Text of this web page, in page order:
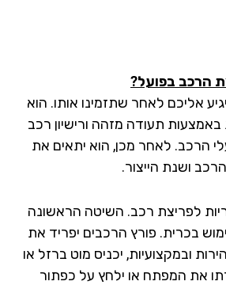
בפועל?
לאחר שתזמינו אותו. הוא
תעודה מזהה ורישיון רכב
לאחר מכן, הוא יתאים את
הייצור.
לפריצת רכב. השיטה הראשונה
פורץ הרכבים יפריד את
יכניס מוט ברזל או
המפתח או ילחץ על כפתור